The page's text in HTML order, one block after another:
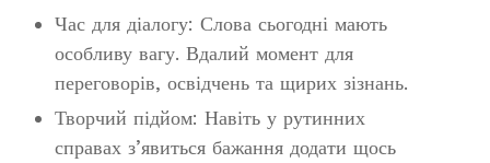
Час для діалогу: Слова сьогодні мають
особливу вагу. Вдалий момент для
переговорів, освідчень та щирих зізнань.
Творчий підйом: Навіть у рутинних
справах з’явиться бажання додати щось